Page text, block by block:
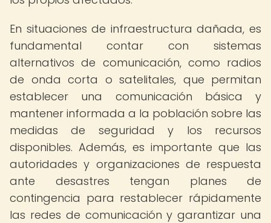
En situaciones de infraestructura dañada, es
fundamental contar con sistemas
alternativos de comunicación, como radios
de onda corta o satelitales, que permitan
establecer una comunicación básica y
mantener informada a la población sobre las
medidas de seguridad y los recursos
disponibles. Además, es importante que las
autoridades y organizaciones de respuesta
ante desastres tengan planes de
contingencia para restablecer rápidamente
las redes de comunicación y garantizar una